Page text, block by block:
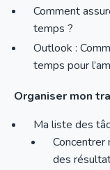
Comment
temps ?
Outlook :
temps pour
Organiser mon
Ma liste des
Concentrer
des